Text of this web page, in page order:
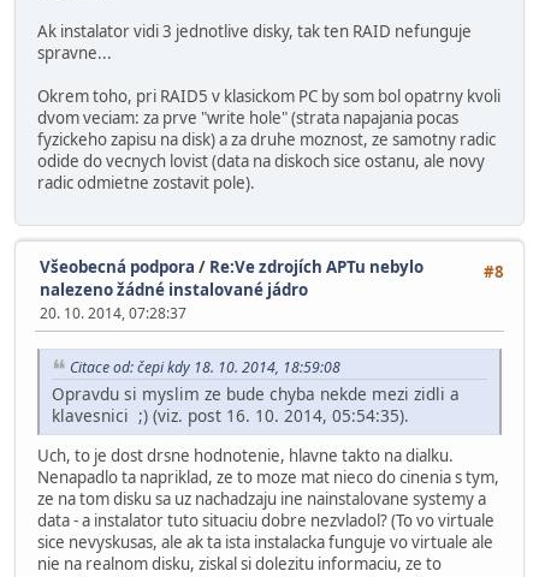
Ak instalator vidi 3 jednotlive disky, tak ten RAID nefunguje
spravne...
Okrem toho, pri RAID5 v klasickom PC by som bol opatrny kvoli
dvom veciam: za prve "write hole" (strata napajania pocas
fyzickeho zapisu na disk) a za druhe moznost, ze samotny radic
odide do vecnych lovist (data na diskoch sice ostanu, ale novy
radic odmietne zostavit pole).
#8
Všeobecná podpora / Re:Ve zdrojích APTu nebylo
nalezeno žádné instalované jádro
20. 10. 2014, 07:28:37
Citace od: čepi kdy 18. 10. 2014, 18:59:08
Opravdu si myslim ze bude chyba nekde mezi zidli a
klavesnici ;) (viz. post 16. 10. 2014, 05:54:35).
Uch, to je dost drsne hodnotenie, hlavne takto na dialku.
Nenapadlo ta napriklad, ze to moze mat nieco do cinenia s tym,
ze na tom disku sa uz nachadzaju ine nainstalovane systemy a
data - a instalator tuto situaciu dobre nezvladol? (To vo virtuale
sice nevyskusas, ale ak ta ista instalacka funguje vo virtuale ale
nie na realnom disku, ziskal si dolezitu informaciu, ze to